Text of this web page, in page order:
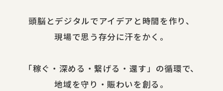
頭脳と​デジタルで​アイデアと​時間を​作り、​
現場で​思う​存分に​汗を​かく。
​「稼ぐ・​深める​・繋げる・還す」の​循環で、​
地域を​守り・​賑わいを​創る。